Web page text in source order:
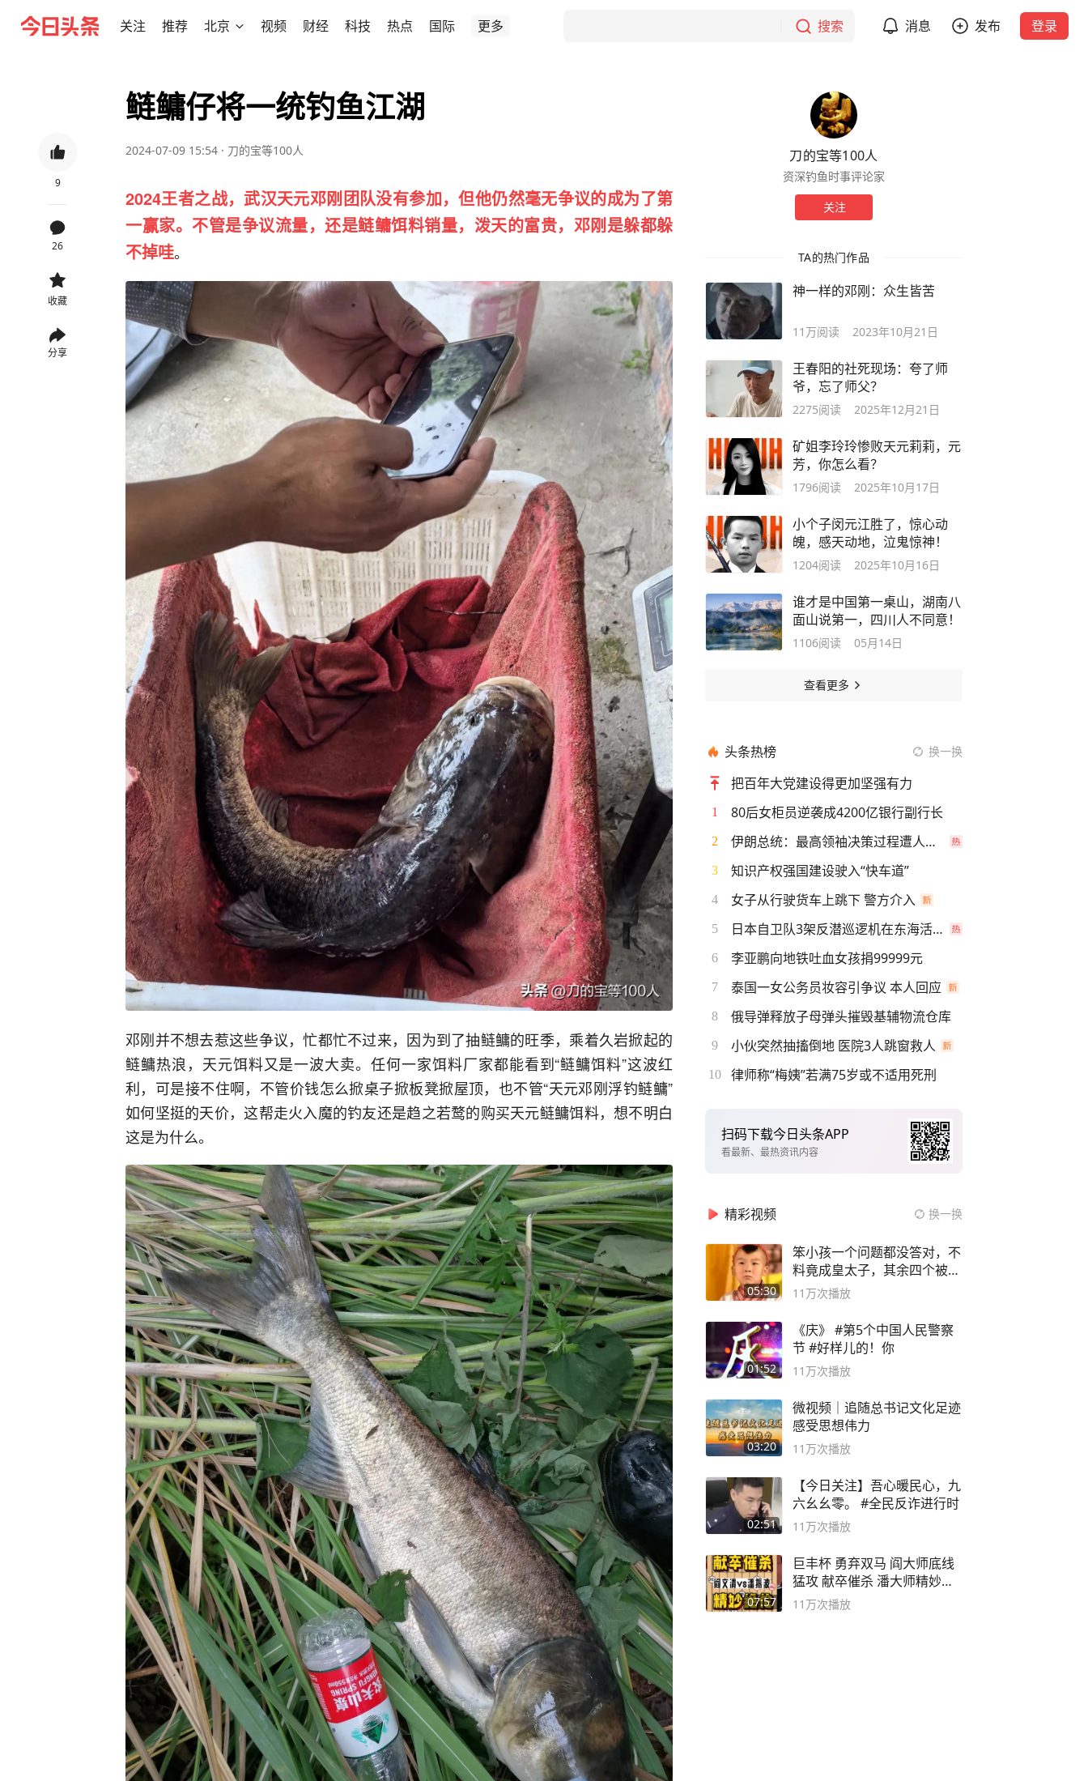
关注 推荐 北京 视频 财经 科技 热点 国际 更多 搜索 消息 发布 登录
9
26
收藏
分享
鲢鳙仔将一统钓鱼江湖
2024-07-09 15:54 · 刀的宝等100人
2024王者之战，武汉天元邓刚团队没有参加，但他仍然毫无争议的成为了第
一赢家。不管是争议流量，还是鲢鳙饵料销量，泼天的富贵，邓刚是躲都躲
不掉哇。
邓刚并不想去惹这些争议，忙都忙不过来，因为到了抽鲢鳙的旺季，乘着久岩掀起的
鲢鳙热浪，天元饵料又是一波大卖。任何一家饵料厂家都能看到“鲢鳙饵料”这波红
利，可是接不住啊，不管价钱怎么掀桌子掀板凳掀屋顶，也不管“天元邓刚浮钓鲢鳙”
如何坚挺的天价，这帮走火入魔的钓友还是趋之若鹜的购买天元鲢鳙饵料，想不明白
这是为什么。
刀的宝等100人
资深钓鱼时事评论家
关注
TA的热门作品
神一样的邓刚：众生皆苦
11万阅读 2023年10月21日
王春阳的社死现场：夸了师
爷，忘了师父？
2275阅读 2025年12月21日
矿姐李玲玲惨败天元莉莉，元
芳，你怎么看？
1796阅读 2025年10月17日
小个子闵元江胜了，惊心动
魄，感天动地，泣鬼惊神！
1204阅读 2025年10月16日
谁才是中国第一桌山，湖南八
面山说第一，四川人不同意！
1106阅读 05月14日
查看更多
头条热榜 换一换
把百年大党建设得更加坚强有力
1 80后女柜员逆袭成4200亿银行副行长
2 伊朗总统：最高领袖决策过程遭人利用
3 知识产权强国建设驶入“快车道”
4 女子从行驶货车上跳下 警方介入
5 日本自卫队3架反潜巡逻机在东海活动
6 李亚鹏向地铁吐血女孩捐99999元
7 泰国一女公务员妆容引争议 本人回应
8 俄导弹释放子母弹头摧毁基辅物流仓库
9 小伙突然抽搐倒地 医院3人跳窗救人
10 律师称“梅姨”若满75岁或不适用死刑
扫码下载今日头条APP
看最新、最热资讯内容
精彩视频 换一换
05:30
笨小孩一个问题都没答对，不
料竟成皇太子，其余四个被处
死
11万次播放
01:52
《庆》 #第5个中国人民警察
节 #好样儿的！你
11万次播放
03:20
微视频｜追随总书记文化足迹
感受思想伟力
11万次播放
02:51
【今日关注】吾心暖民心，九
六幺幺零。 #全民反诈进行时
11万次播放
07:57
巨丰杯 勇弃双马 阎大师底线
猛攻 献卒催杀 潘大师精妙入
局
11万次播放